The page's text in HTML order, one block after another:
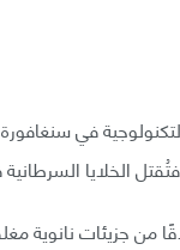
في
الخلايا